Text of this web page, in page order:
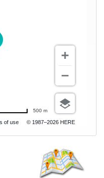
of use © 1987–2026 HERE
500 m